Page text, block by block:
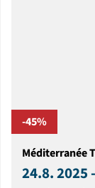
-45%
Méditerranée
24.8. 2025